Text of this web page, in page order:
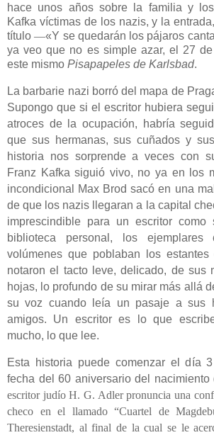
hace unos años sobre la familia y
Kafka víctimas de los nazis, y la
título—«Y se quedarán los pájaros
ya veo que no es simple azar, el 27
este mismo Pisapapeles de Karlsbad.
La barbarie nazi borró del mapa de
Supongo que si el escritor hubiera
atroces de la ocupación, habría
que sus hermanas,sus cuñados y
historia nos sorprende a veces con
Franz Kafka siguió vivo, no ya en los
incondicional Max Brod sacó en una
de que los nazis llegaran a la capital
imprescindible para un escritor
biblioteca personal, los
volúmenes que poblaban los
notaron el tacto leve, delicado, de sus
hojas, lo profundo de su mirar más allá
su voz cuando leía un pasaje a sus
amigos. Un escritor es lo que
mucho, lo que lee.
Esta historia puede comenzar el día
fecha del 60 aniversario del nacimiento
escritor judío H. G. Adler pronuncia una
checo en el llamado “Cuartel de
Theresienstadt, al final de la cual se le